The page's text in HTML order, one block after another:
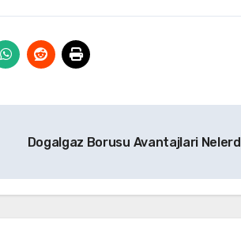
Dogalgaz Borusu Avantajlari